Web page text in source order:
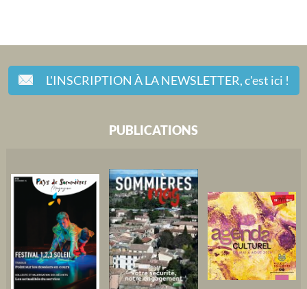
L'INSCRIPTION À LA NEWSLETTER,c'est ici !
PUBLICATIONS